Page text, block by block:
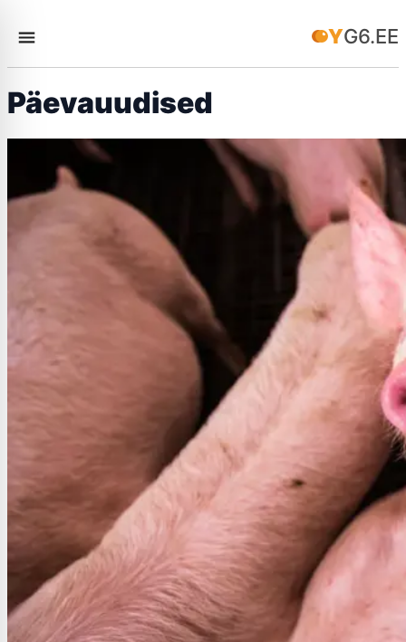
YG6.EE
Päevauudised